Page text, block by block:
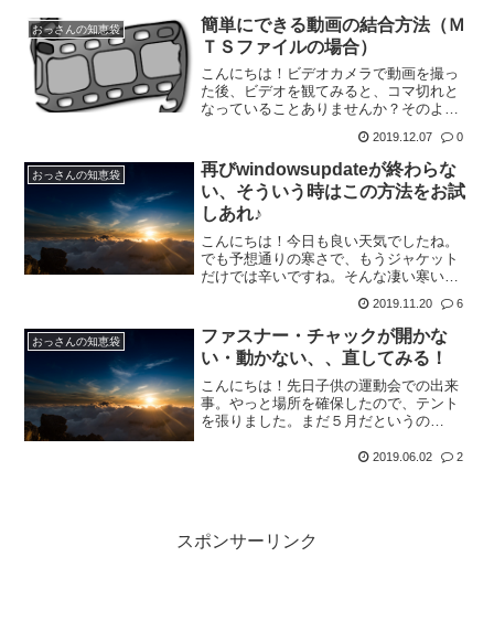
やばい、、タイムスタ...
おっさんの知恵袋
簡単にできる動画の結合方法（Ｍ
ＴＳファイルの場合）
こんにちは！ビデオカメラで動画を撮っ
た後、ビデオを観てみると、コマ切れと
なっていることありませんか？そのよう
んです！しかも、ソフトは要りません。
パソコンさえあれば結合できちゃうんで
す！まずは、結合したいＭ...
2019.12.07 0
おっさんの知恵袋
再びwindowsupdateが終わらな
い、そういう時はこの方法をお試
しあれ♪
こんにちは！今日も良い天気でしたね。
でも予想通りの寒さで、もうジャケット
だけでは辛いですね。そんな凄い寒いの
すけど。。今日は水曜お酒の日なので、
ストック記事で行きます♪さて、先日会社
のPCを起動すると、再...
2019.11.20 6
おっさんの知恵袋
ファスナー・チャックが開かな
い・動かない、、直してみる！
こんにちは！先日子供の運動会での出来
事。やっと場所を確保したので、テント
を張りました。まだ５月だというの
しくしよう！って思ったその時です。チ
2019.06.02 2
スポンサーリンク